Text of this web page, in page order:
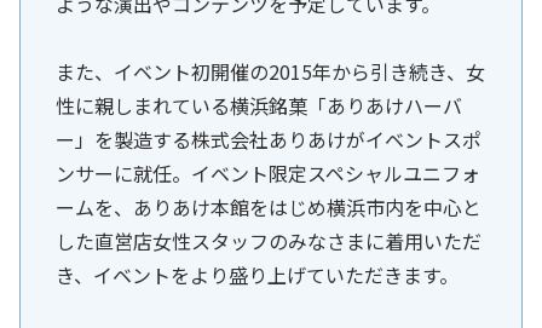
また、イベント初開催の2015年から引き続き、女
性に親しまれている横浜銘菓「ありあけハーバ
ー」を製造する株式会社ありあけがイベントスポ
ンサーに就任。イベント限定スペシャルユニフォ
ームを、ありあけ本館をはじめ横浜市内を中心と
した直営店女性スタッフのみなさまに着用いただ
き、イベントをより盛り上げていただきます。